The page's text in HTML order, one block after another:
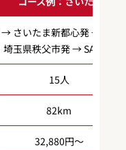
→ さいたま新都心発 → SA
埼玉県秩父市発 → SA休憩
15人
82km
32,880円〜